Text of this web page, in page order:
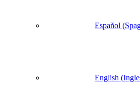
Español (
English (